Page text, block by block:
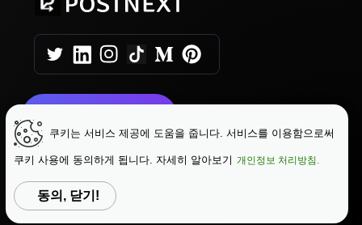
Copyright © 2025 AutoPush | 이용약관
개인정보 처리방침
쿠키는 서비스 제공에 도움을 줍니다. 서비스를 이용함으로써
쿠키 사용에 동의하게 됩니다. 자세히 알아보기 개인정보 처리방침.
동의, 닫기!